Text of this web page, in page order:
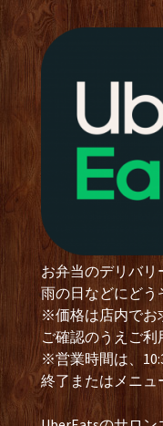
お弁当のデリバリ
雨の日などにど
※価格は店内でお
ご確認のうえご
※営業時間は、
終了またはメニュ